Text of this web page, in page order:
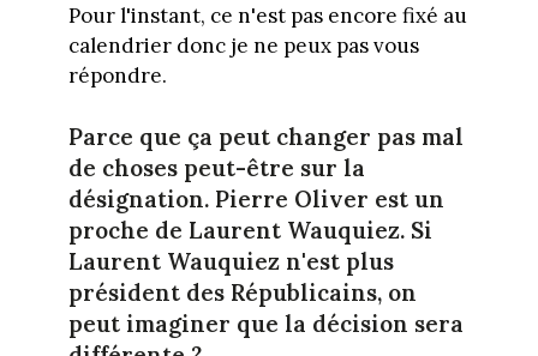
Pour l'instant, ce n'est pas encore fixé au
calendrier donc je ne peux pas vous
répondre.
Parce que ça peut changer pas mal
de choses peut-être sur la
désignation. Pierre Oliver est un
proche de Laurent Wauquiez. Si
Laurent Wauquiez n'est plus
président des Républicains, on
peut imaginer que la décision sera